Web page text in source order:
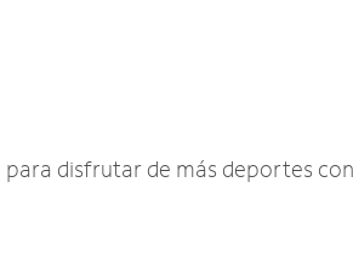
disfrutar de más deportes